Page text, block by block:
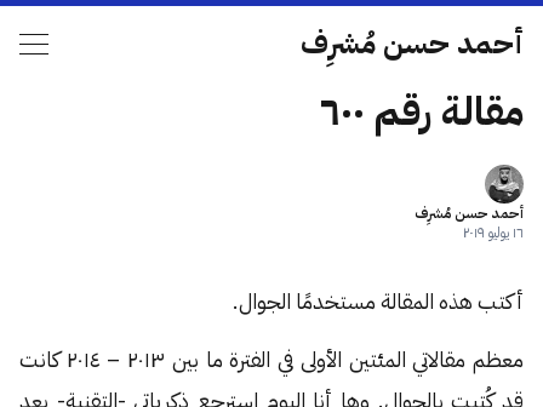
أحمد حسن مُشرِف
مقالة رقم ٦٠٠
أحمد حسن مُشرِف
١٦ يوليو ٢٠١٩
أكتب هذه المقالة مستخدمًا الجوال.
معظم مقالاتي المئتين الأولى في الفترة ما بين ٢٠١٣ – ٢٠١٤ كانت